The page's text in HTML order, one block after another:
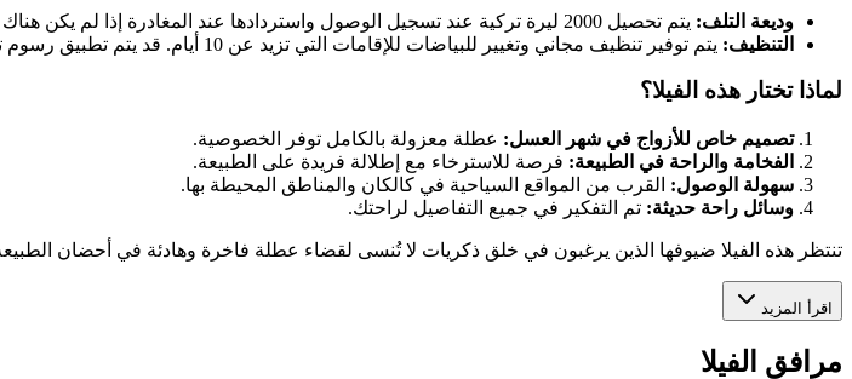
وديعة التلف: يتم تحصيل 2000 ليرة تركية عند تسجيل الوصول واستردادها عند المغادرة إذا لم يكن هناك تلف في الفيلا.
التنظيف: يتم توفير تنظيف مجاني وتغيير للبياضات للإقامات التي تزيد عن 10 أيام. قد يتم تطبيق رسوم تنظيف إضافية بقيمة 1500 ليرة تركية للإقامات التي تقل عن 7 ليالٍ.
لماذا تختار هذه الفيلا؟
تصميم خاص للأزواج في شهر العسل: عطلة معزولة بالكامل توفر الخصوصية.
الفخامة والراحة في الطبيعة: فرصة للاسترخاء مع إطلالة فريدة على الطبيعة.
سهولة الوصول: القرب من المواقع السياحية في كالكان والمناطق المحيطة بها.
وسائل راحة حديثة: تم التفكير في جميع التفاصيل لراحتك.
تنتظر هذه الفيلا ضيوفها الذين يرغبون في خلق ذكريات لا تُنسى لقضاء عطلة فاخرة وهادئة في أحضان
اقرأ المزيد
مرافق الفيلا